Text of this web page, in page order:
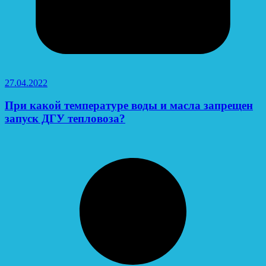
27.04.2022
При какой температуре воды и масла запрещен
запуск ДГУ тепловоза?